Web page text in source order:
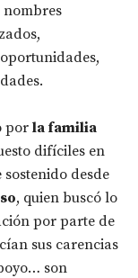
nombres
por la familia
difíciles en
desde
, quien buscó lo
por parte de
sus carencias
son